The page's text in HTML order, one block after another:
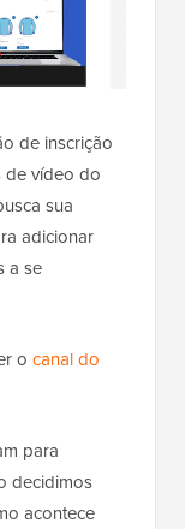
de inscrição
de vídeo do
sua
adicionar
a se
o canal do
para
decidimos
acontece